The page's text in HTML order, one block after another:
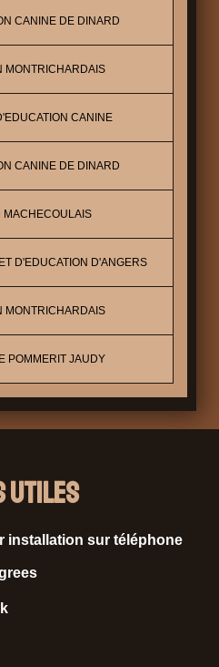
CANINE DE DINARD
MONTRICHARDAIS
CANINE
CANINE DE DINARD
MACHECOULAIS
D'EDUCATION D'ANGERS
MONTRICHARDAIS
POMMERIT JAUDY
utiles
installation sur téléphone